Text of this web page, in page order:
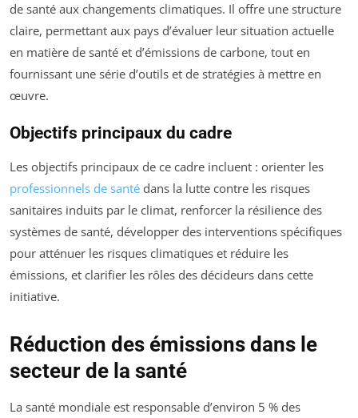
de santé aux changements climatiques. Il offre une structure
claire, permettant aux pays d’évaluer leur situation actuelle
en matière de santé et d’émissions de carbone, tout en
fournissant une série d’outils et de stratégies à mettre en
œuvre.
Objectifs principaux du cadre
Les objectifs principaux de ce cadre incluent : orienter les
professionnels de santé dans la lutte contre les risques
sanitaires induits par le climat, renforcer la résilience des
systèmes de santé, développer des interventions spécifiques
pour atténuer les risques climatiques et réduire les
émissions, et clarifier les rôles des décideurs dans cette
initiative.
Réduction des émissions dans le
secteur de la santé
La santé mondiale est responsable d’environ 5 % des